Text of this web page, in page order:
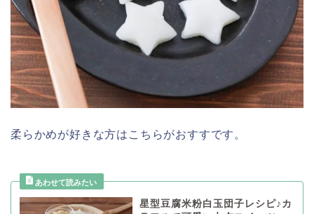
柔らかめが好きな方はこちらがおすすです。
星型豆腐米粉白玉団子レシピ♪カ